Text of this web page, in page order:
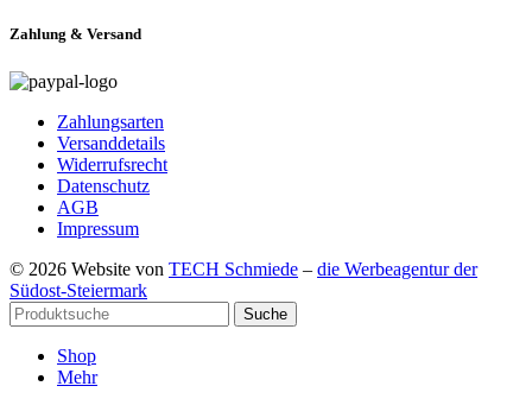
Zahlung & Versand
Zahlungsarten
Versanddetails
Widerrufsrecht
Datenschutz
AGB
Impressum
© 2026 Website von TECH Schmiede – die Werbeagentur der
Südost-Steiermark
Suche
Shop
Mehr